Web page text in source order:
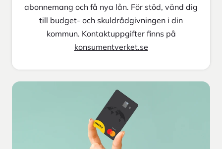
abonnemang och få nya lån. För stöd, vänd dig
till budget- och skuldrådgivningen i din
kommun. Kontaktuppgifter finns på
konsumentverket.se